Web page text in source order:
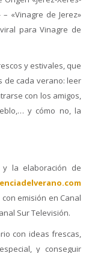
«Vinagre de Jerez»
para Vinagre de
y estivales, que
de cada verano: leer
con los amigos,
y cómo no, la
la elaboración de
emisión en Canal
Sur Televisión.
con ideas frescas,
y conseguir